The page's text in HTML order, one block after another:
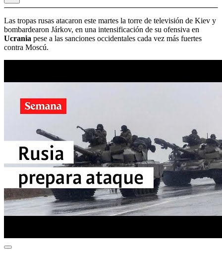
Las tropas rusas atacaron este martes la torre de televisión de Kiev y
bombardearon Járkov, en una intensificación de su ofensiva en
Ucrania pese a las sanciones occidentales cada vez más fuertes
contra Moscú.